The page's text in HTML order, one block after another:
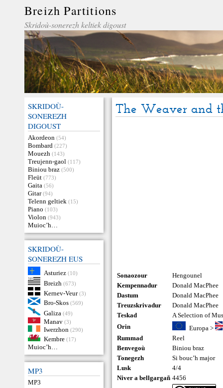
Breizh Partitions
Skridoù-sonerezh keltiek digoust
SKRIDOÙ-
SONEREZH
DIGOUST
Akordeon (54)
Bombard (227)
Mouezh (143)
Treujenn-gaol (117)
Biniou braz (500)
Fleüt (773)
Gaita (56)
Gitar (94)
Telenn geltiek (15)
Piano (103)
Violon (943)
Muioc’h…
SKRIDOÙ-
SONEREZH EUS
Asturiez (10)
Breizh (673)
Kernev-Veur (3)
Bro-Skos (569)
Galiza (49)
Manav (3)
Iwerzhon (290)
Kembre (17)
Muioc’h…
MP3
MP3
The Weaver and
Sonaozour
Hengounel
Kempennadur
Donald MacPhee
Dastum
Donald MacPhee
Treuzskrivadur
Donald MacPhee
Teskad
A Selection of
Orin
Europa>
Rummad
Reel
Benvegoù
Biniou braz
Tonegezh
Si bouc’h major
Lusk
4/4
Niver a bellgargañ 4456